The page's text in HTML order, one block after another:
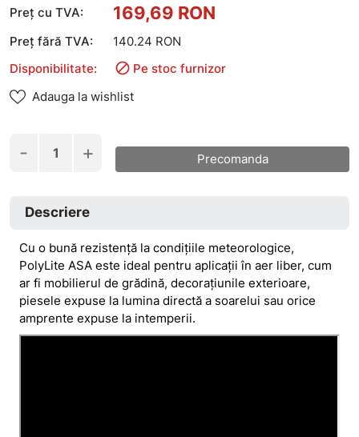
Preț cu TVA: 169,69 RON
Preț fără TVA:
140.24 RON
Disponibilitate:
 Pe stoc furnizor
Adauga la wishlist
- + Precomanda
Descriere
Cu o bună rezistență la condițiile meteorologice,
PolyLite ASA este ideal pentru aplicații în aer liber, cum
ar fi mobilierul de grădină, decorațiunile exterioare,
piesele expuse la lumina directă a soarelui sau orice
amprente expuse la intemperii.